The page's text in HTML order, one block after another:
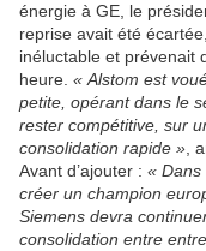
énergie à GE, le
reprise avait été
inéluctable et prévenait
heure. « Alstom est
petite, opérant dans le
rester compétitive, sur
consolidation rapide » ,
Avant d’ajouter : « Dans
créer un champion
Siemens devra
consolidation entre